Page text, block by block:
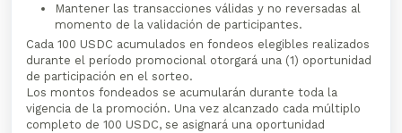
Mantener las transacciones válidas y no reversadas al
momento de la validación de participantes.
Cada 100 USDC acumulados en fondeos elegibles realizados
durante el período promocional otorgará una (1) oportunidad
de participación en el sorteo.
Los montos fondeados se acumularán durante toda la
vigencia de la promoción. Una vez alcanzado cada múltiplo
completo de 100 USDC, se asignará una oportunidad